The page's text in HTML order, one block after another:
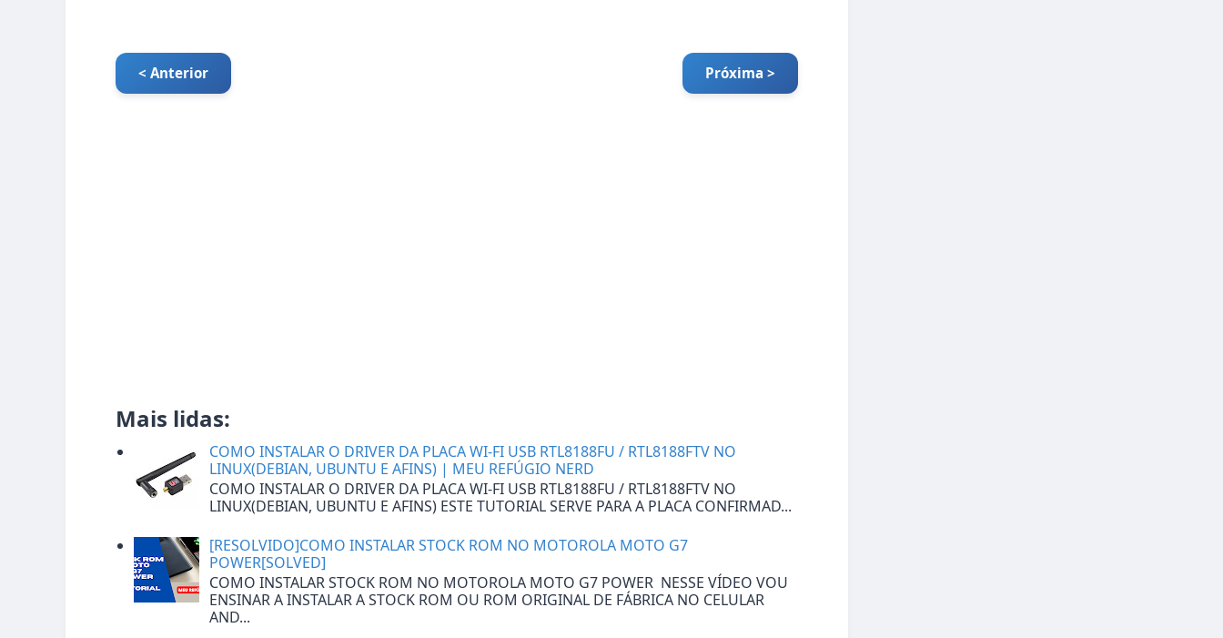
< Anterior Próxima >
Mais lidas:
COMO INSTALAR O DRIVER DA PLACA WI-FI USB RTL8188FU / RTL8188FTV NO
LINUX(DEBIAN, UBUNTU E AFINS) | MEU REFÚGIO NERD
COMO INSTALAR O DRIVER DA PLACA WI-FI USB RTL8188FU / RTL8188FTV NO
LINUX(DEBIAN, UBUNTU E AFINS) ESTE TUTORIAL SERVE PARA A PLACA CONFIRMAD...
[RESOLVIDO]COMO INSTALAR STOCK ROM NO MOTOROLA MOTO G7
POWER[SOLVED]
COMO INSTALAR STOCK ROM NO MOTOROLA MOTO G7 POWER NESSE VÍDEO VOU
ENSINAR A INSTALAR A STOCK ROM OU ROM ORIGINAL DE FÁBRICA NO CELULAR
AND...